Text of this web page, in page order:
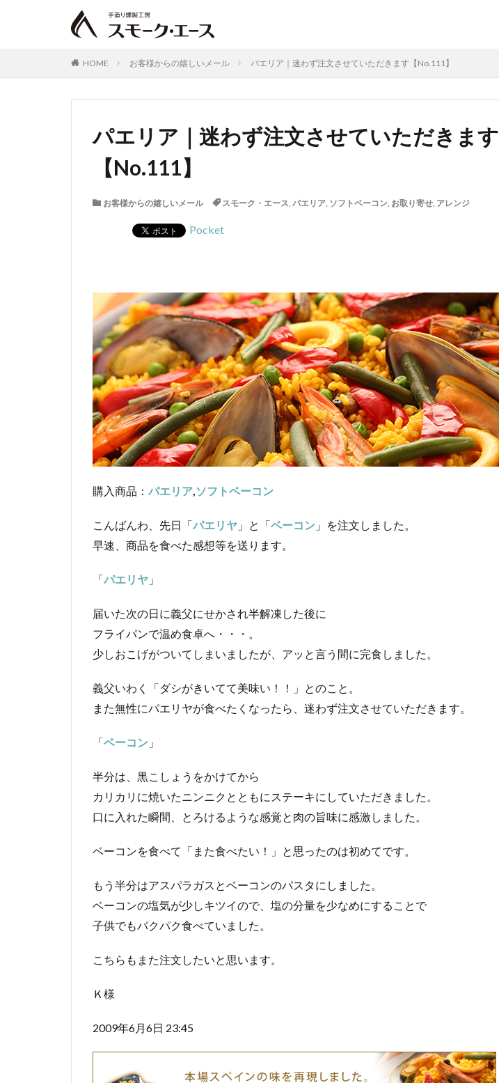
HOME お客様からの嬉しいメール パエリア｜迷わず注文させていただきます【No.111】
パエリア｜迷わず注文させていただきます
【No.111】
お客様からの嬉しいメール スモーク・エース, パエリア, ソフトベーコン, お取り寄せ, アレンジ
Pocket
購入商品： パエリア,ソフトベーコン
こんばんわ、先日「パエリヤ 」と「ベーコン 」を注文しました。
早速、商品を食べた感想等を送ります。
「パエリヤ 」
届いた次の日に義父にせかされ半解凍した後に
フライパンで温め食卓へ・・・。
少しおこげがついてしまいましたが、アッと言う間に完食しました。
義父いわく「ダシがきいてて美味い！！」とのこと。
また無性にパエリヤが食べたくなったら、迷わず注文させていただきます。
「ベーコン 」
半分は、黒こしょうをかけてから
カリカリに焼いたニンニクとともにステーキにしていただきました。
口に入れた瞬間、とろけるような感覚と肉の旨味に感激しました。
ベーコンを食べて「また食べたい！」と思ったのは初めてです。
もう半分はアスパラガスとベーコンのパスタにしました。
ベーコンの塩気が少しキツイので、塩の分量を少なめにすることで
子供でもパクパク食べていました。
こちらもまた注文したいと思います。
Ｋ様
2009年6月6日 23:45